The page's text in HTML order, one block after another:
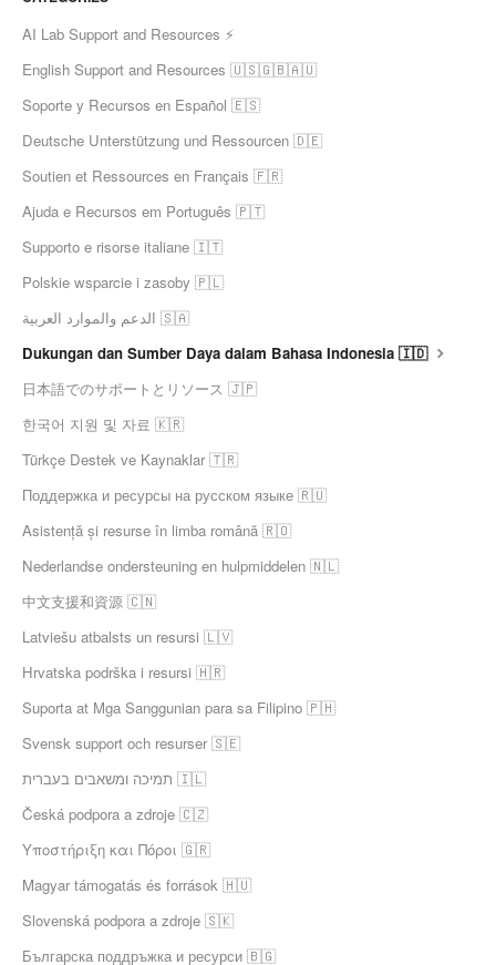
AI Lab Support and Resources ⚡
English Support and Resources 🇺🇸🇬🇧🇦🇺
Soporte y Recursos en Español 🇪🇸
Deutsche Unterstützung und Ressourcen 🇩🇪
Soutien et Ressources en Français 🇫🇷
Ajuda e Recursos em Português 🇵🇹
Supporto e risorse italiane 🇮🇹
Polskie wsparcie i zasoby 🇵🇱
الدعم والموارد العربية 🇸🇦
Dukungan dan Sumber Daya dalam Bahasa Indonesia 🇮🇩
日本語でのサポートとリソース 🇯🇵
한국어 지원 및 자료 🇰🇷
Türkçe Destek ve Kaynaklar 🇹🇷
Поддержка и ресурсы на русском языке 🇷🇺
Asistență și resurse în limba română 🇷🇴
Nederlandse ondersteuning en hulpmiddelen 🇳🇱
中文支援和資源 🇨🇳
Latviešu atbalsts un resursi 🇱🇻
Hrvatska podrška i resursi 🇭🇷
Suporta at Mga Sanggunian para sa Filipino 🇵🇭
Svensk support och resurser 🇸🇪
תמיכה ומשאבים בעברית 🇮🇱
Česká podpora a zdroje 🇨🇿
Υποστήριξη και Πόροι 🇬🇷
Magyar támogatás és források 🇭🇺
Slovenská podpora a zdroje 🇸🇰
Българска поддръжка и ресурси 🇧🇬